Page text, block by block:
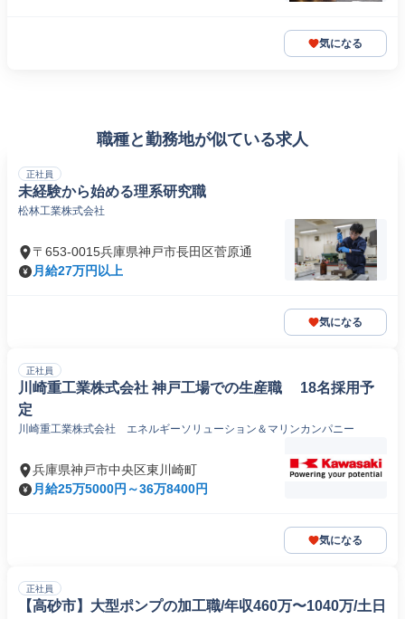
気になる
職種と勤務地が似ている求人
正社員
未経験から始める理系研究職
松林工業株式会社
〒653-0015兵庫県神戸市長田区菅原通
月給27万円以上
気になる
正社員
川崎重工業株式会社 神戸工場での生産職 18名採用予
定
川崎重工業株式会社 エネルギーソリューション＆マリンカンパニー
兵庫県神戸市中央区東川崎町
月給25万5000円～36万8400円
気になる
正社員
【高砂市】大型ポンプの加工職/年収460万〜1040万/土日